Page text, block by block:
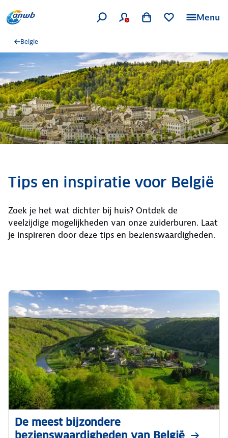
Menu
Belgie
Tips en inspiratie voor België
Zoek je het wat dichter bij huis? Ontdek de
veelzijdige mogelijkheden van onze zuiderburen. Laat
je inspireren door deze tips en bezienswaardigheden.
De meest bijzondere
bezienswaardigheden van België